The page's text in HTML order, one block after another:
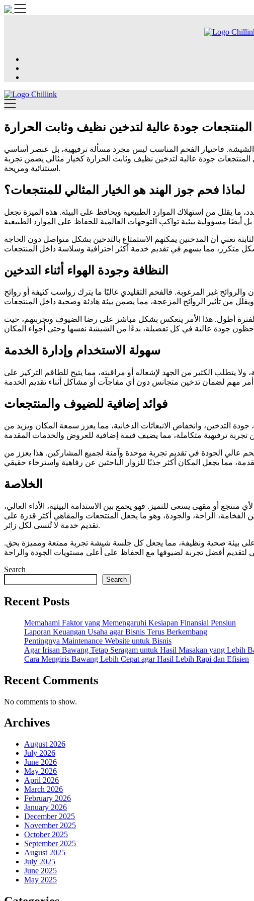
Skip
جودة عالية لتدخين نظيف وثابت الحرارة
فاختيار الفحم المناسب ليس مجرد مسألة ترفيهية، بل عنصر أساسي
جودة عالية لتدخين نظيف وثابت الحرارة كخيار مثالي يضمن تجربة
استثنائية ومريحة.
لماذا فحم جوز الهند هو الخيار المثالي للمنتجعات؟
ما يقلل من استهلاك الموارد الطبيعية ويحافظ على البيئة. هذه الميزة تجعل
تعني أن المدخنين يمكنهم الاستمتاع بالتدخين بشكل متواصل دون الحاجة
النظافة وجودة الهواء أثناء التدخين
غير المرغوبة. فالفحم التقليدي غالبًا ما يترك رواسب كثيفة أو روائح
أطول. هذا الأمر ينعكس بشكل مباشر على رضا الضيوف وتجربتهم، حيث
سهولة الاستخدام وإدارة الخدمة
الكثير من الجهد لإشعاله أو مراقبته، مما يتيح للطاقم التركيز على
فوائد إضافية للضيوف والمنتجعات
التدخين، وانخفاض الانبعاثات الدخانية، مما يعزز سمعة المكان ويزيد من
عالي الجودة في تقديم تجربة موحدة وآمنة لجميع المشاركين. هذا يعزز من
الخلاصة
أو مقهى يسعى للتميز. فهو يجمع بين الاستدامة البيئية، الأداء العالي،
الراحة، والجودة، وهو ما يجعل المنتجعات والمقاهي أكثر قدرة على
تقديم خدمة لا تُنسى لكل زائر.
على بيئة صحية ونظيفة، مما يجعل كل جلسة شيشة تجربة ممتعة ومميزة بحق.
لتقديم أفضل تجربة لضيوفها مع الحفاظ على أعلى مستويات الجودة والراحة
Search
Search
Recent Posts
Memahami Faktor yang Memengaruhi Kesiapan Finansial Pensiun
Laporan Keuangan Usaha agar Bisnis Terus Berkembang
Pentingnya Maintenance Website untuk Bisnis
Agar Irisan Bawang Tetap Seragam untuk Hasil Masakan yang Lebih
Cara Mengiris Bawang Lebih Cepat agar Hasil Lebih Rapi dan Efisien
Recent Comments
No comments to show.
Archives
August 2026
July 2026
June 2026
May 2026
April 2026
March 2026
February 2026
January 2026
December 2025
November 2025
October 2025
September 2025
August 2025
July 2025
June 2025
May 2025